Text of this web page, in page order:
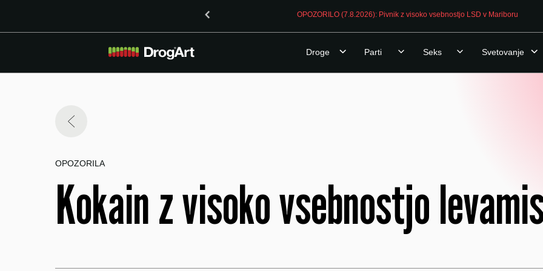
OPOZORILO (7.8.2026): Pivnik z visoko vsebnostjo LSD v Mariboru
Droge Parti Seks Svetovanje
OPOZORILA
Kokain z visoko vsebnostjo